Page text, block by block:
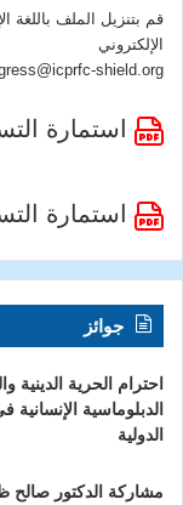
قم بتنزيل الملف باللغة
الإلكتروني
shield.org
استمارة
استمارة
جوائز
احترام الحرية
الدبلوماسية
الدولية
مشاركة الدكتور